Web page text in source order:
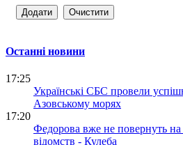
Останні новини
17:25
Українські СБС провели
Азовському морях
17:20
Федорова вже не повернуть
відомств - Кулеба